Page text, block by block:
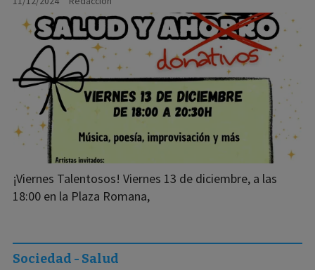
¡Viernes Talentosos! Viernes 13 de diciembre, a las
18:00 en la Plaza Romana,
Sociedad - Salud